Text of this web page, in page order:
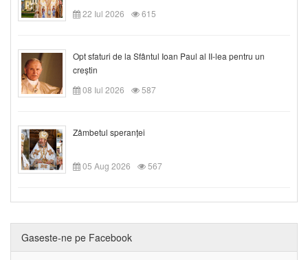
22 Iul 2026
615
Opt sfaturi de la Sfântul Ioan Paul al II-lea pentru un
creștin
08 Iul 2026
587
Zâmbetul speranței
05 Aug 2026 567
Gaseste-ne pe Facebook